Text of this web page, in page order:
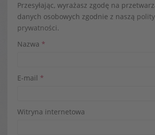
Przesyłając, wyrażasz zgodę na
danych osobowych zgodnie z naszą
prywatności.
Nazwa *
E-mail *
Witryna internetowa